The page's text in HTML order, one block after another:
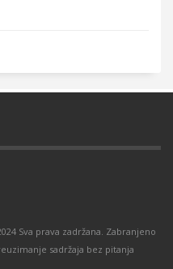
Sva prava zadržana. Zabranjeno
sadržaja bez pitanja